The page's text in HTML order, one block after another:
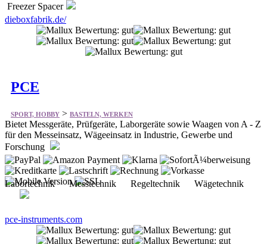
Freezer Spacer
dieboxfabrik.de/
PCE
SPORT, HOBBY > BASTELN, WERKEN
Bietet Messgeräte, Prüfgeräte, Laborgeräte sowie Waagen von A - Z
für den Messeinsatz, Wägeeinsatz in Industrie, Gewerbe und
Forschung
Labortechnik Messtechnik Regeltechnik Wägetechnik
pce-instruments.com